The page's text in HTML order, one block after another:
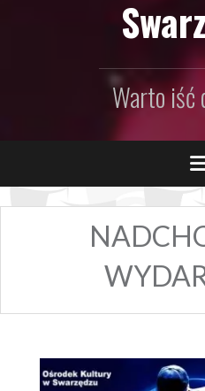
Warto iść